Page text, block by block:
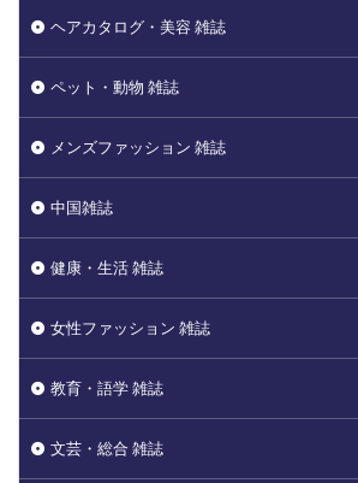
ヘアカタログ・美容 雑誌
ペット・動物 雑誌
メンズファッション 雑誌
中国雑誌
健康・生活 雑誌
女性ファッション 雑誌
教育・語学 雑誌
文芸・総合 雑誌